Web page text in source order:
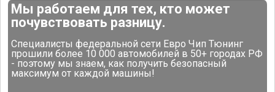
Мы работаем для тех, кто может
почувствовать разницу.
Специалисты федеральной сети Евро Чип Тюнинг
прошили более 10 000 автомобилей в 50+ городах РФ
- поэтому мы знаем, как получить безопасный
максимум от каждой машины!